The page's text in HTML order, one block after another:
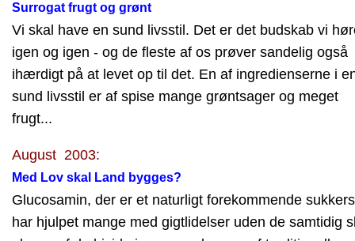
Surrogat frugt og grønt
Vi skal have en sund livsstil. Det er det budskab vi
igen og igen - og de fleste af os prøver sandelig også
ihærdigt på at levet op til det. En af ingredienserne i
sund livsstil er af spise mange grøntsager og meget
frugt...
August 2003:
Med Lov skal Land bygges?
Glucosamin, der er et naturligt forekommende
har hjulpet mange med gigtlidelser uden de samtidig